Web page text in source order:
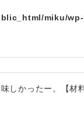
miku/wp-
しかったー。【材